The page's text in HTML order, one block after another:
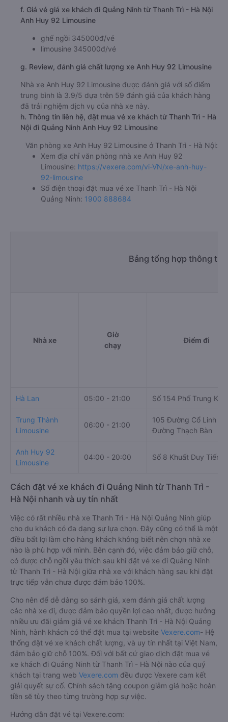
f. Giá vé giá xe khách đi Quảng Ninh từ Thanh Trì - Hà Nội
Anh Huy 92 Limousine
ghế ngồi 345000đ/vé
limousine 345000đ/vé
g. Review, đánh giá chất lượng xe Anh Huy 92 Limousine
Nhà xe Anh Huy 92 Limousine được đánh giá với số điểm
trung bình là 3.9/5 dựa trên 59 đánh giá của khách hàng
đã trải nghiệm dịch vụ của nhà xe này.
h. Thông tin liên hệ, đặt mua vé xe khách từ Thanh Trì - Hà
Nội đi Quảng Ninh Anh Huy 92 Limousine
Văn phòng xe Anh Huy 92 Limousine ở Thanh Trì - Hà Nội:
Xem địa chỉ văn phòng nhà xe Anh Huy 92
Limousine: https://vexere.com/vi-VN/xe-anh-huy-
92-limousine
Số điện thoại đặt mua vé xe Thanh Trì - Hà Nội
Quảng Ninh: 1900 888684
Bảng tổng hợp thông tin
Nhà xe
Giờ
chạy
Điểm đi
Hà Lan 05:00 - 21:00 Số 154 Phố Trung Kính
Trung Thành
Limousine
06:00 - 21:00
105 Đường Cổ Linh ,
Đường Thạch Bàn
Anh Huy 92
Limousine
04:00 - 20:00 Số 8 Khuất Duy Tiến
Cách đặt vé xe khách đi Quảng Ninh từ Thanh Trì -
Hà Nội nhanh và uy tín nhất
Việc có rất nhiều nhà xe Thanh Trì - Hà Nội Quảng Ninh giúp
cho du khách có đa dạng sự lựa chọn. Đây cũng có thể là một
điều bất lợi làm cho hàng khách không biết nên chọn nhà xe
nào là phù hợp với mình. Bên cạnh đó, việc đảm bảo giữ chỗ,
có được chỗ ngồi yêu thích sau khi đặt vé xe đi Quảng Ninh
từ Thanh Trì - Hà Nội giữa nhà xe với khách hàng sau khi đặt
trực tiếp vẫn chưa được đảm bảo 100%.
Cho nên để dễ dàng so sánh giá, xem đánh giá chất lượng
các nhà xe đi, được đảm bảo quyền lợi cao nhất, được hưởng
nhiều ưu đãi giảm giá vé xe khách Thanh Trì - Hà Nội Quảng
Ninh, hành khách có thể đặt mua tại website Vexere.com- Hệ
thống đặt vé xe khách chất lượng, và uy tín nhất tại Việt Nam,
đảm bảo giữ chỗ 100%. Đối với bất cứ giao dịch đặt mua vé
xe khách đi Quảng Ninh từ Thanh Trì - Hà Nội nào của quý
khách tại trang web Vexere.com đều được Vexere cam kết
giải quyết sự cố. Chính sách tặng coupon giảm giá hoặc hoàn
tiền sẽ tùy theo từng trường hợp sự việc.
Hướng dẫn đặt vé tại Vexere.com: